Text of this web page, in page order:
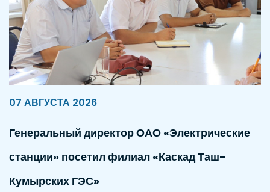
07 АВГУСТА 2026
Генеральный директор ОАО «Электрические
станции» посетил филиал «Каскад Таш-
Кумырских ГЭС»